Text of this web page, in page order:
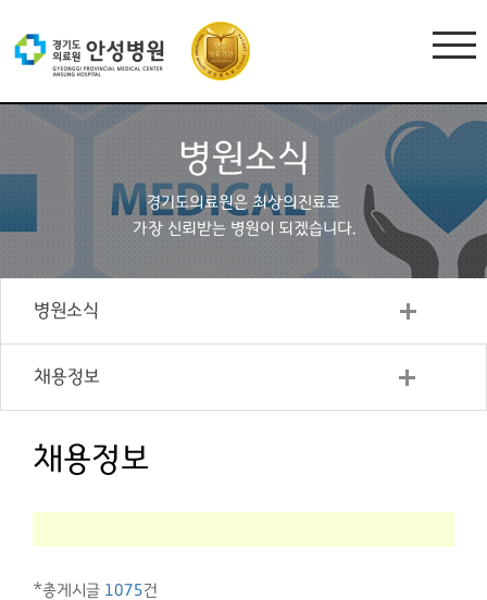
병원소식
경기도의료원은 최상의진료로
가장 신뢰받는 병원이 되겠습니다.
병원소식
채용정보
채용정보
*총게시글 1075건